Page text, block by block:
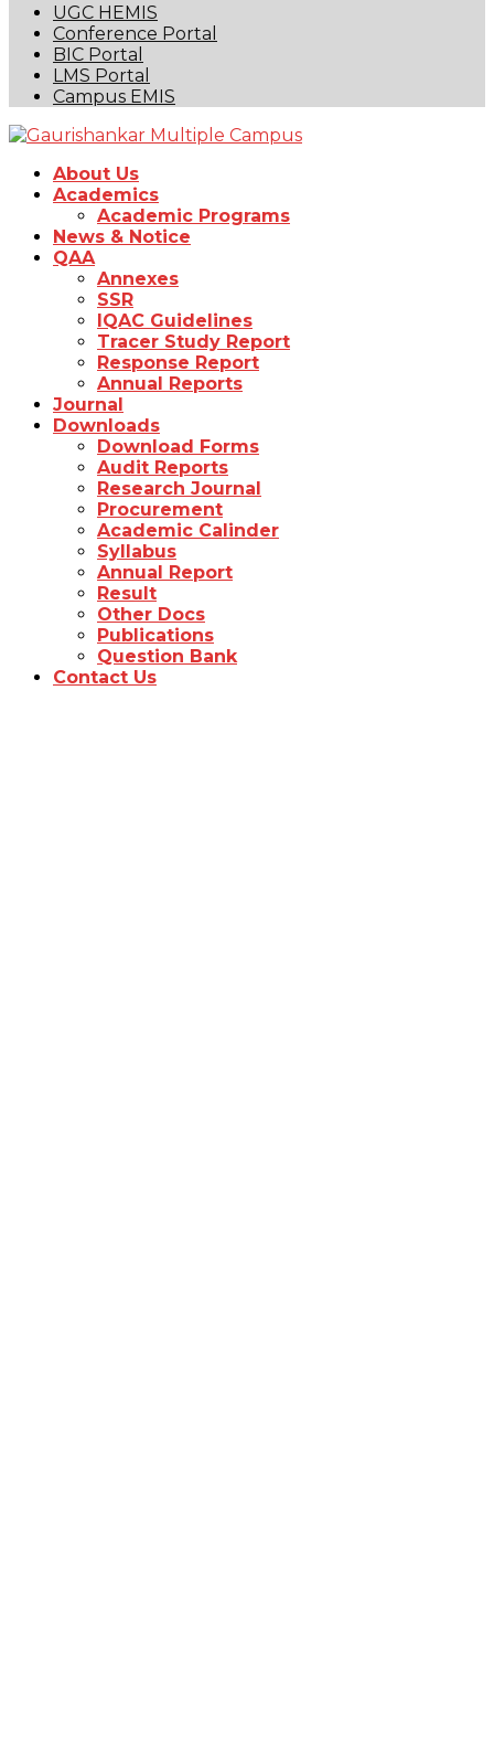
UGC HEMIS
Conference Portal
BIC Portal
LMS Portal
Campus EMIS
About Us
Academics
Academic Programs
News & Notice
QAA
Annexes
SSR
IQAC Guidelines
Tracer Study Report
Response Report
Annual Reports
Journal
Downloads
Download Forms
Audit Reports
Research Journal
Procurement
Academic Calinder
Syllabus
Annual Report
Result
Other Docs
Publications
Question Bank
Contact Us